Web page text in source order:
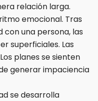
relación larga.
emocional. Tras
una persona, las
superficiales. Las
planes se sienten
generar impaciencia
se desarrolla